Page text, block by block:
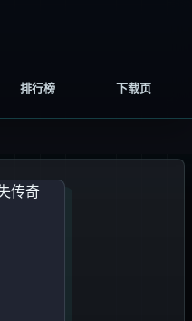
排行榜 下载页